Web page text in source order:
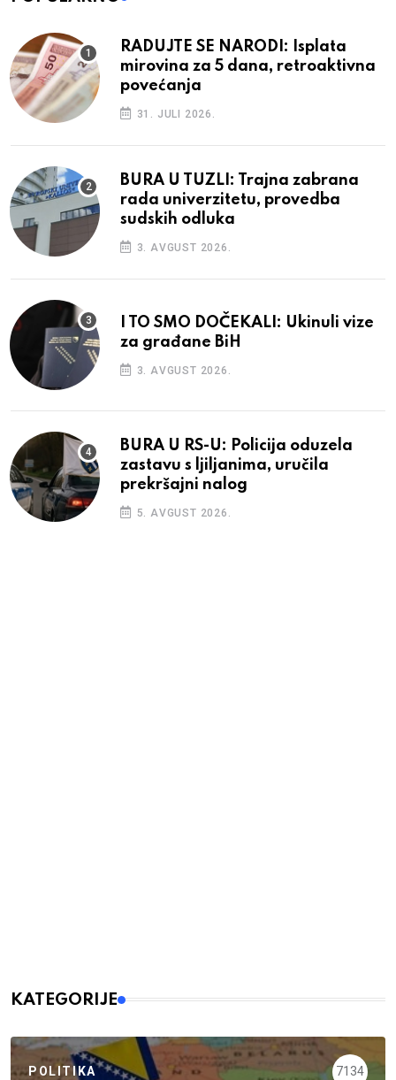
RADUJTE SE NARODI: Isplata
mirovina za 5 dana, retroaktivna
povećanja
31. JULI 2026.
BURA U TUZLI: Trajna zabrana
rada univerzitetu, provedba
sudskih odluka
3. AVGUST 2026.
I TO SMO DOČEKALI: Ukinuli vize
za građane BiH
3. AVGUST 2026.
BURA U RS-U: Policija oduzela
zastavu s ljiljanima, uručila
prekršajni nalog
5. AVGUST 2026.
KATEGORIJE
POLITIKA 7134